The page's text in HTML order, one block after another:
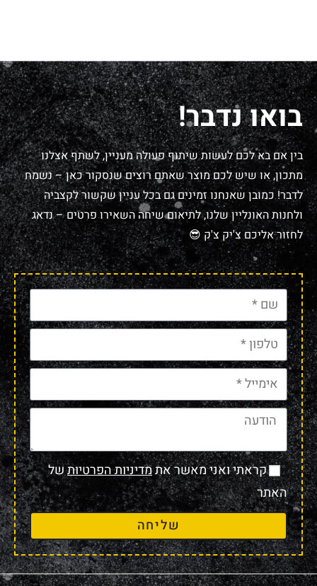
בואו נדבר!
בין אם בא לכם לעשות שיתוף פעולה מעניין, לשתף אצלנו
מתכון, או שיש לכם מוצר שאתם רוצים שנסקור כאן – נשמח
לדבר! כמובן שאנחנו זמינים גם בכל עניין שקשור לקצביה
ולחנות האונליין שלנו, לתיאום שיחה השאירו פרטים – נדאג
לחזור אליכם צ'יק צ'ק 😎
קראתי ואני מאשר אתמדיניות הפרטיותשל
האתר
שליחה